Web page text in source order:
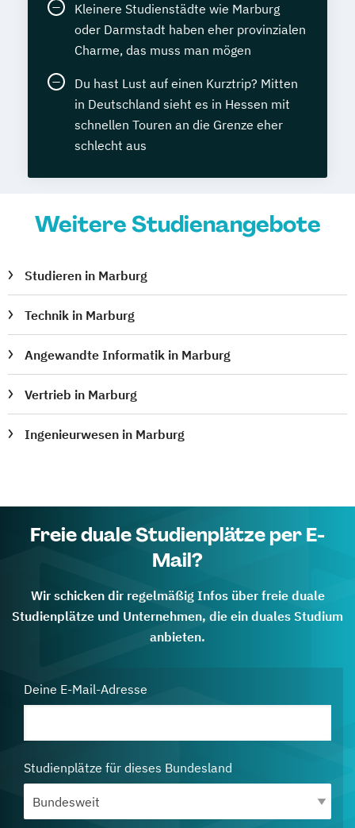
Kleinere Studienstädte wie Marburg
oder Darmstadt haben eher provinzialen
Charme, das muss man mögen
Du hast Lust auf einen Kurztrip? Mitten
in Deutschland sieht es in Hessen mit
schnellen Touren an die Grenze eher
schlecht aus
Weitere Studienangebote
Studieren in Marburg
Technik in Marburg
Angewandte Informatik in Marburg
Vertrieb in Marburg
Ingenieurwesen in Marburg
Freie duale Studienplätze per E-
Mail?
Wir schicken dir regelmäßig Infos über freie duale
Studienplätze und Unternehmen, die ein duales Studium
anbieten.
Deine E-Mail-Adresse
Studienplätze für dieses Bundesland